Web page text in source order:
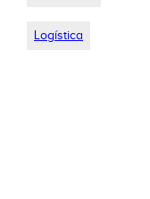
Logística